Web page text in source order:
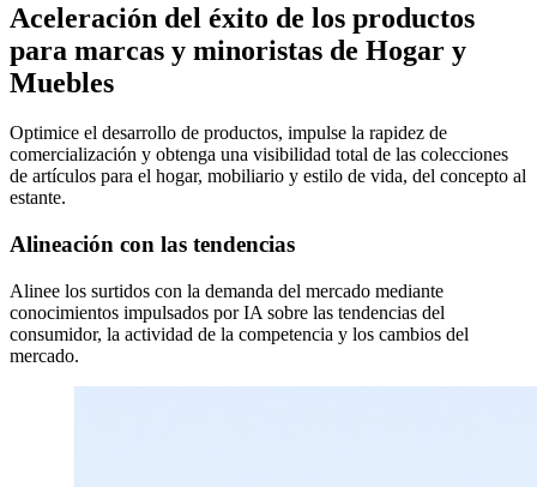
Aceleración del éxito de los productos
para marcas y minoristas de Hogar y
Muebles
Optimice el desarrollo de productos, impulse la rapidez de
comercialización y obtenga una visibilidad total de las colecciones
de artículos para el hogar, mobiliario y estilo de vida, del concepto al
estante.
Alineación con las tendencias
Alinee los surtidos con la demanda del mercado mediante
conocimientos impulsados por IA sobre las tendencias del
consumidor, la actividad de la competencia y los cambios del
mercado.